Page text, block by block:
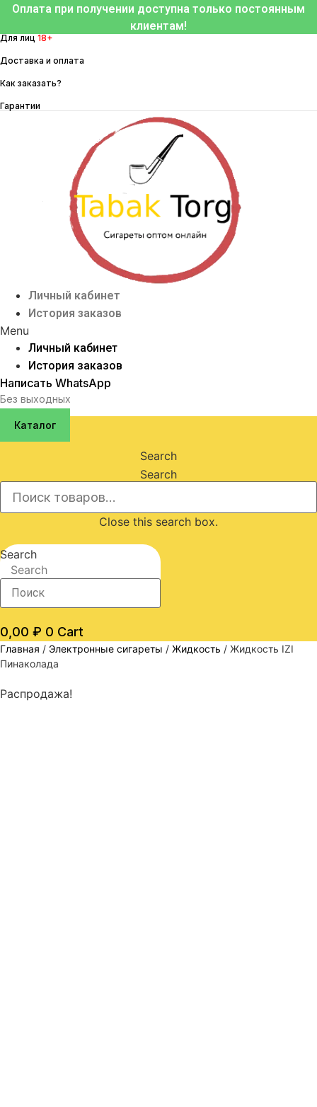
Перейти
содержимому
Оплата при получении доступна только постоянным
клиентам!
Для лиц 18+
Доставка и оплата
Как заказать?
Гарантии
Личный кабинет
История заказов
Menu
Личный кабинет
История заказов
Написать WhatsApp
Без выходных
Каталог
Search
Search
Close this search box.
Search
Search
0,00 ₽ 0 Cart
Главная / Электронные сигареты / Жидкость / Жидкость IZI
Пинаколада
Распродажа!